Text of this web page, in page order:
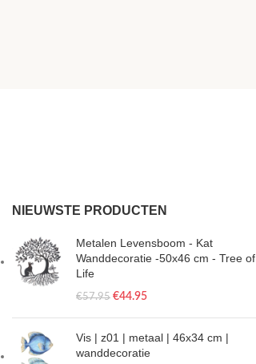
NIEUWSTE PRODUCTEN
Metalen Levensboom - Kat
Wanddecoratie -50x46 cm - Tree of
Life
€57.95 €44.95
Vis | z01 | metaal | 46x34 cm |
wanddecoratie